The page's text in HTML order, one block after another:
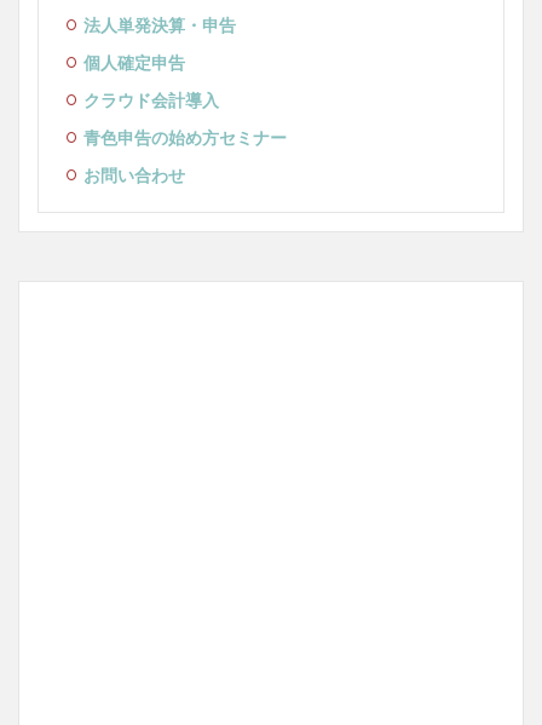
法人単発決算・申告
個人確定申告
クラウド会計導入
青色申告の始め方セミナー
お問い合わせ